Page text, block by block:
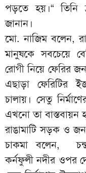
পড়তে হয়।“ তিনি
জানান।
‎মো. নাজিম বলেন,
মানুষকে সবচেয়ে
রোগী নিয়ে ফেরির
এছাড়া ফেরিটির
চালায়। সেতু
এখনো তা বাস্তবায়ন
‎রাঙামাটি সড়ক ও
চাকমা বলেন,
কর্নফুলী নদীর ওপর